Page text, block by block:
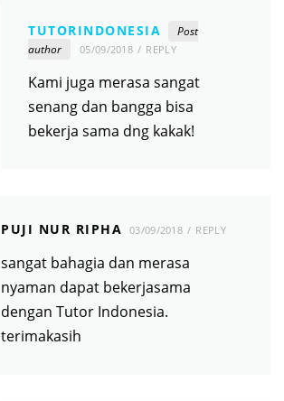
TUTORINDONESIA
Post
author
05/09/2018 REPLY
Kami juga merasa sangat
senang dan bangga bisa
bekerja sama dng kakak!
PUJI NUR RIPHA 03/09/2018 REPLY
sangat bahagia dan merasa
nyaman dapat bekerjasama
dengan Tutor Indonesia.
terimakasih